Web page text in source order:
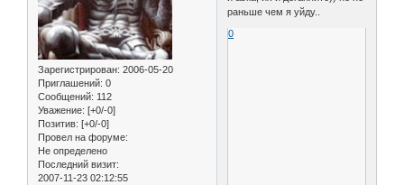
Зарегистрирован: 2006-05-20
Приглашений: 0
Сообщений: 112
Уважение: [+0/-0]
Позитив: [+0/-0]
Провел на форуме:
Не определено
Последний визит:
2007-11-23 02:12:55
раньше чем я уйду..
0